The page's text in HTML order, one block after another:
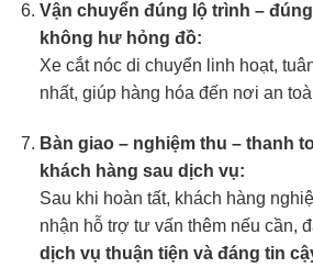
Vận chuyển đúng lộ trình –
không hư hỏng đồ:
Xe cắt nóc di chuyển linh hoạt,
nhất, giúp hàng hóa đến nơi an
Bàn giao – nghiệm thu – thanh
khách hàng sau dịch vụ:
Sau khi hoàn tất, khách hàng
nhận hỗ trợ tư vấn thêm nếu cần,
dịch vụ thuận tiện và đáng tin